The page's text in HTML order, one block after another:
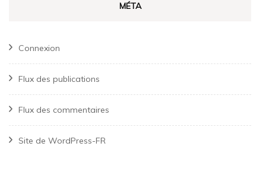
MÉTA
Connexion
Flux des publications
Flux des commentaires
Site de WordPress-FR